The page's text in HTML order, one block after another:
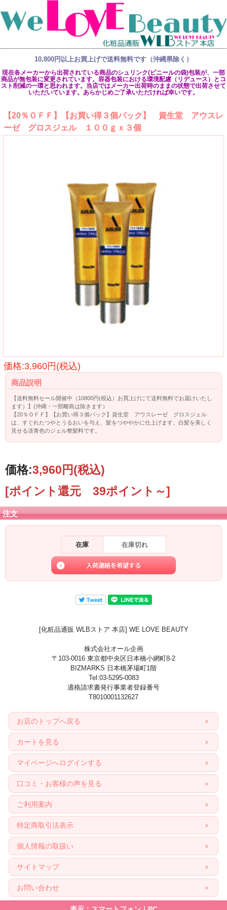
10,800円以上お買上げで送料無料です（沖縄県除く）
現在各メーカーから出荷されている商品のシュリンク(ビニールの袋)包装が、一部
商品が無包装に変更されています。容器包装における環境配慮（リデュース）とコ
スト削減の一環と思われます。当店ではメーカー出荷時のままの状態で出荷させて
いただいています。あらかじめご了承いただければ幸いです。
【20％ＯＦＦ】【お買い得３個パック】 資生堂 アウスレ
ーゼ グロスジェル １００ｇｘ３個
価格:3,960円(税込)
商品説明
【送料無料セール開催中（10800円(税込）お買上げにて送料無料でお届けいたし
ます）】(沖縄・一部離島は除きます）
【20％ＯＦＦ】【お買い得３個パック】資生堂 アウスレーゼ グロスジェル
は、すぐれたつやとうるおいを与え、髪をつややかに仕上げます。白髪を美しく
見せる淡青色のジェル整髪料です。
価格:3,960円(税込)
[ポイント還元 39ポイント～]
注文
在庫 在庫切れ
[化粧品通販 WLBストア 本店] WE LOVE BEAUTY
株式会社オール企画
〒103-0016 東京都中央区日本橋小網町8-2
BIZMARKS 日本橋茅場町1階
Tel:03-5295-0083
適格請求書発行事業者登録番号
T8010001132627
お店のトップへ戻る
カートを見る
マイページへログインする
口コミ・お客様の声を見る
ご利用案内
特定商取引法表示
個人情報の取扱い
サイトマップ
お問い合わせ